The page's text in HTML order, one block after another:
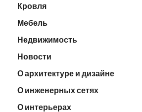
Кровля
Мебель
Недвижимость
Новости
О архитектуре и дизайне
О инженерных сетях
О интерьерах